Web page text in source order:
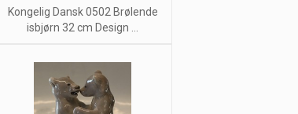
Kongelig Dansk 0502 Brølende
isbjørn 32 cm Design ...